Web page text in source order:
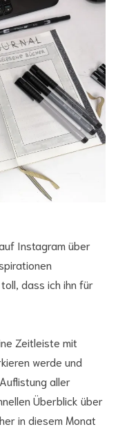
Instagram über
dass ich ihn für
Zeitleiste mit
werde und
aller
Überblick über
in diesem Monat